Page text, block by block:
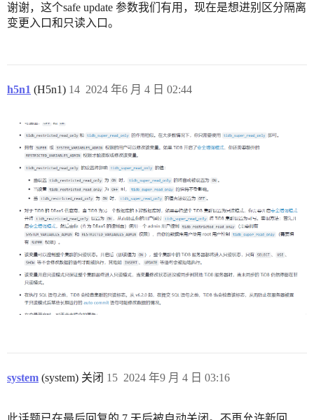
谢谢，这个safe update 参数我们有用，现在是想进别区分隔离
变更入口和只读入口。
h5n1 (H5n1) 2024 年6 月 4 日 02:44
14
system (system) 关闭 2024 年9 月 4 日 03:16
15